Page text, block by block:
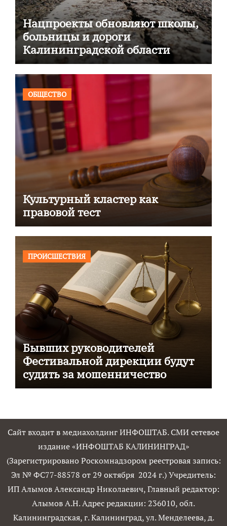
Нацпроекты обновляют школы,
больницы и дороги
Калининградской области
ОБЩЕСТВО
Культурный кластер как
правовой тест
ПРОИСШЕСТВИЯ
Бывших руководителей
Фестивальной дирекции будут
судить за мошенничество
Сайт входит в медиахолдинг ИНФОШТАБ. СМИ сетевое
издание «ИНФОШТАБ КАЛИНИНГРАД»
(Зарегистрировано Роскомнадзором реестровая запись:
Эл № ФС77-88578 от 29 октября 2024 г.) Учредитель:
ИП Алымов Александр Николаевич, Главный редактор:
Алымов А.Н. Адрес редакции: 236010, обл.
Калининградская, г. Калининград, ул. Менделеева, д.